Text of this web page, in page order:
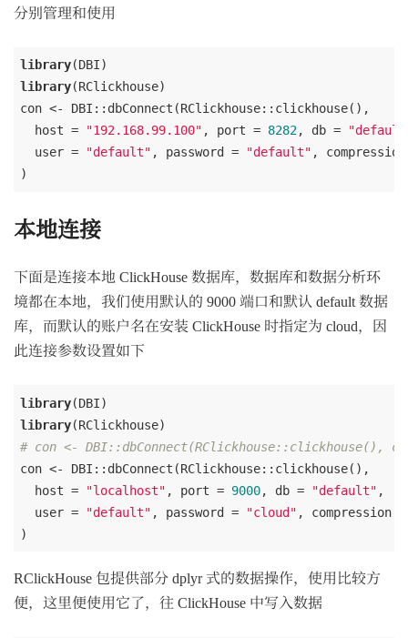
分别管理和使用
library
library(RClickhouse)
con <- DBI::dbConnect(RClickhouse::clickhouse(),
  host =
"192.168.99.100" , port = 8282, db =
  user =
"default" , password = "default" ,
本地连接
下面是连接本地 ClickHouse 数据库，数据库和数据分析环
境都在本地，我们使用默认的 9000 端口和默认 default 数据
库，而默认的账户名在安装 ClickHouse 时指定为 cloud，因
此连接参数设置如下
library
library
# con <- DBI::dbConnect(RClickhouse::clickhouse(),
con <- DBI::dbConnect(RClickhouse::clickhouse(),
  host =
"localhost" , port = 9000, db = "default" ,
  user =
"default" , password = "cloud" , compression
RClickHouse 包提供部分 dplyr 式的数据操作，使用比较方
便，这里便使用它了，往 ClickHouse 中写入数据